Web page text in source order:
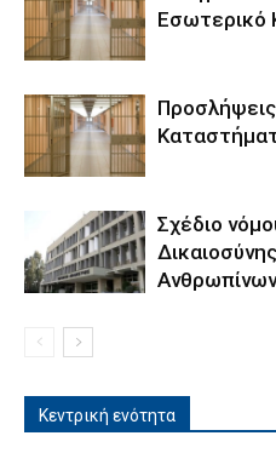
Εσωτερικό
Σχέδιο
Κεντρική ενότητα